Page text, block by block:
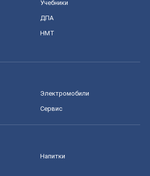
Учебники
ДПА
НМТ
Электромобили
Сервис
Напитки